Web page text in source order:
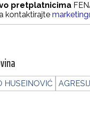
pretplatnicima
kontaktirajte
HUSEINOVIĆ